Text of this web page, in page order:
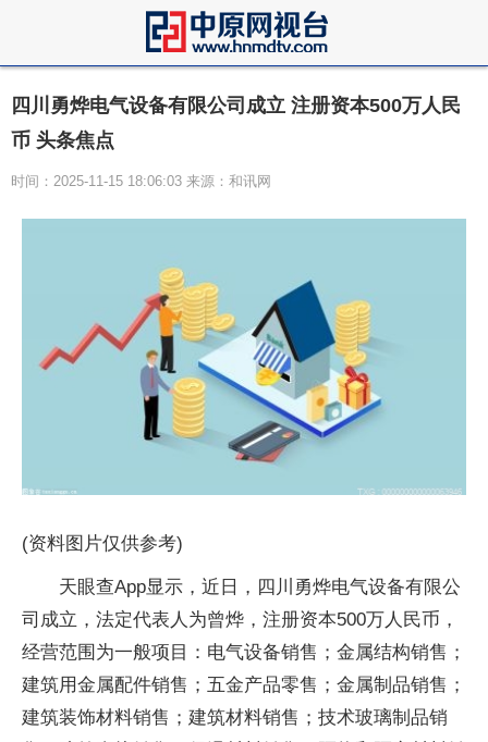
四川勇烨电气设备有限公司成立 注册资本500万人民
币 头条焦点
时间：2025-11-15 18:06:03 来源：和讯网
(资料图片仅供参考)
天眼查App显示，近日，四川勇烨电气设备有限公
司成立，法定代表人为曾烨，注册资本500万人民币，
经营范围为一般项目：电气设备销售；金属结构销售；
建筑用金属配件销售；五金产品零售；金属制品销售；
建筑装饰材料销售；建筑材料销售；技术玻璃制品销